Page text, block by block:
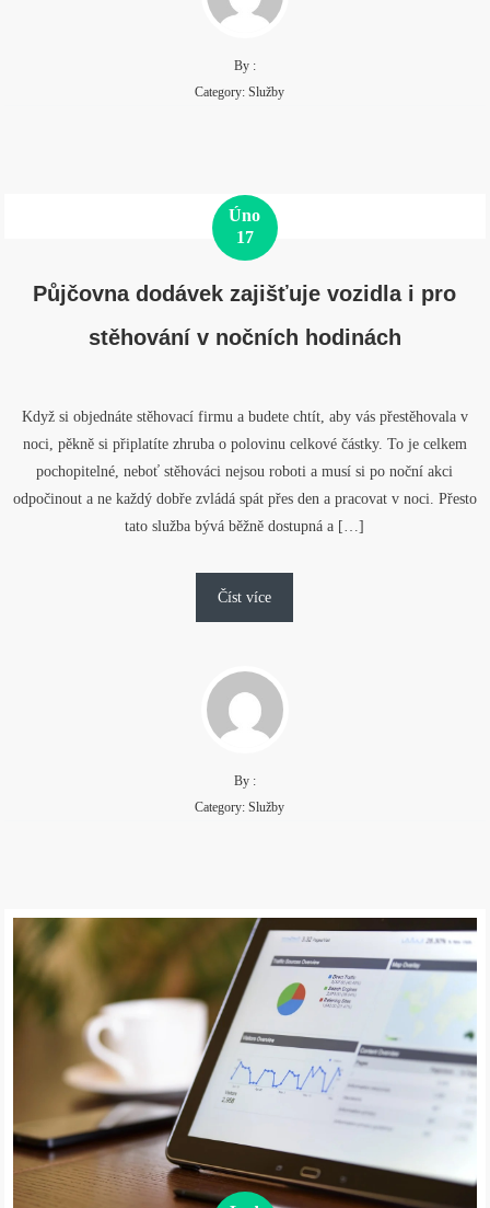
By :
Category: Služby
Úno
17
Půjčovna dodávek zajišťuje vozidla i pro
stěhování v nočních hodinách
Když si objednáte stěhovací firmu a budete chtít, aby vás přestěhovala v
noci, pěkně si připlatíte zhruba o polovinu celkové částky. To je celkem
pochopitelné, neboť stěhováci nejsou roboti a musí si po noční akci
odpočinout a ne každý dobře zvládá spát přes den a pracovat v noci. Přesto
tato služba bývá běžně dostupná a […]
Číst více
By :
Category: Služby